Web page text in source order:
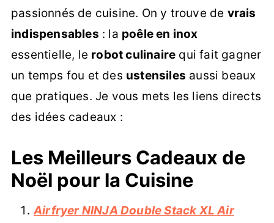
passionnés de cuisine. On y trouve de vrais
indispensables : la poêle en inox
essentielle, le robot culinaire qui fait gagner
un temps fou et des ustensiles aussi beaux
que pratiques. Je vous mets les liens directs
des idées cadeaux :
Les Meilleurs Cadeaux de
Noël pour la Cuisine
Airfryer NINJA Double Stack XL Air